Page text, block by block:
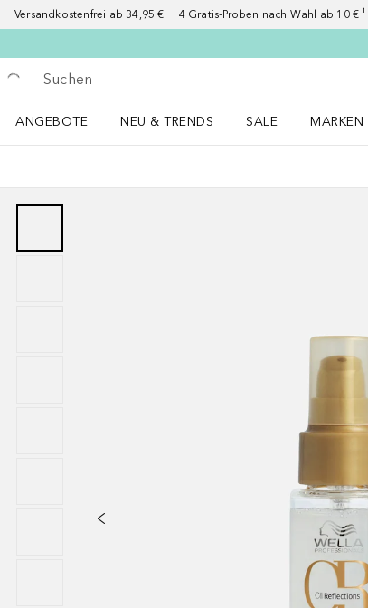
Versandkostenfrei ab 34,95 € 4 Gratis-Proben nach Wahl ab 10 € ¹
Gehe zurück
Suche ausführen
ANGEBOTE
NEU & TRENDS
SALE
MARKEN